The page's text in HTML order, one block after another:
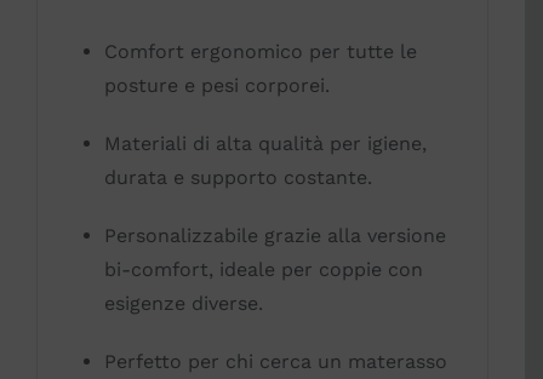
Comfort ergonomico per tutte le
posture e pesi corporei.
Materiali di alta qualità per igiene,
durata e supporto costante.
Personalizzabile grazie alla versione
bi-comfort, ideale per coppie con
esigenze diverse.
Perfetto per chi cerca un materasso